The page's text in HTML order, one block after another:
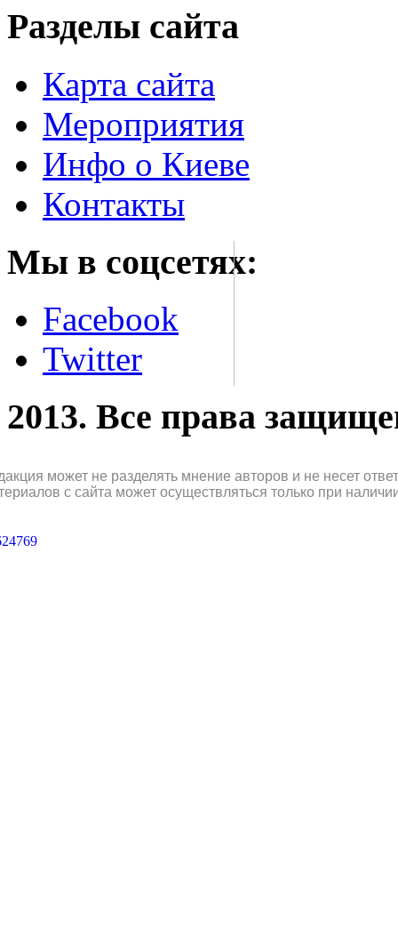
Разделы сайта
Карта сайта
Мероприятия
Инфо о Киеве
Контакты
Мы в соцсетях:
Facebook
Twitter
2013. Все права
может не разделять мнение авторов и не несет
с сайта может осуществляться только при